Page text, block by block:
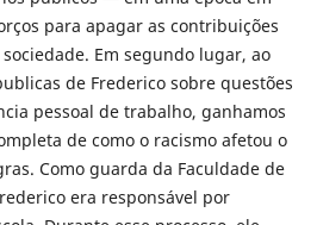
para apagar as contribuições
Em segundo lugar, ao
de Frederico sobre questões
pessoal de trabalho, ganhamos
de como o racismo afetou o
Como guarda da Faculdade de
era responsável por